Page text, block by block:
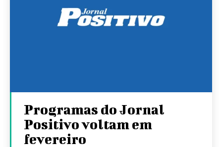
Programas do Jornal
Positivo voltam em
fevereiro